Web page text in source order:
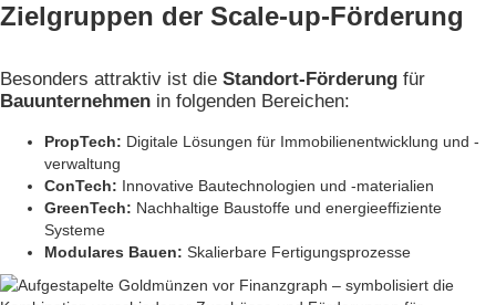
Zielgruppen der Scale-up-Förderung
Besonders attraktiv ist die Standort-Förderung für
Bauunternehmen in folgenden Bereichen:
PropTech: Digitale Lösungen für Immobilienentwicklung und -
verwaltung
ConTech: Innovative Bautechnologien und -materialien
GreenTech: Nachhaltige Baustoffe und energieeffiziente
Systeme
Modulares Bauen: Skalierbare Fertigungsprozesse